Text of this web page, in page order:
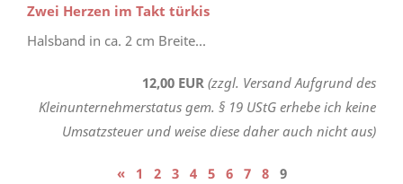
Zwei Herzen im Takt türkis
Halsband in ca. 2 cm Breite...
12,00 EUR (zzgl. Versand Aufgrund des
Kleinunternehmerstatus gem. § 19 UStG erhebe ich keine
Umsatzsteuer und weise diese daher auch nicht aus)
« 1 2 3 4 5 6 7 8 9